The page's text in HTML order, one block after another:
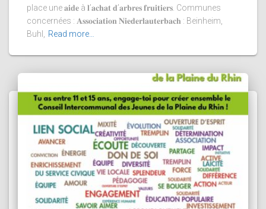
place une 𝐚𝐢𝐝𝐞 à 𝐥’𝐚𝐜𝐡𝐚𝐭 𝐝’𝐚𝐫𝐛𝐫𝐞𝐬 𝐟𝐫𝐮𝐢𝐭𝐢𝐞𝐫𝐬. Communes
concernées : 𝐀𝐬𝐬𝐨𝐜𝐢𝐚𝐭𝐢𝐨𝐧 𝐍𝐢𝐞𝐝𝐞𝐫𝐥𝐚𝐮𝐭𝐞𝐫𝐛𝐚𝐜𝐡 : Beinheim,
Buhl,
Read more…